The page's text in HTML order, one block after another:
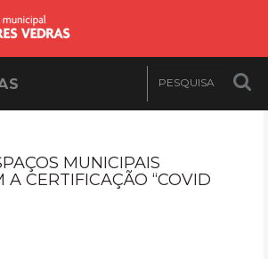
MUNICIPAIS
A CERTIFICAÇÃO “COVID